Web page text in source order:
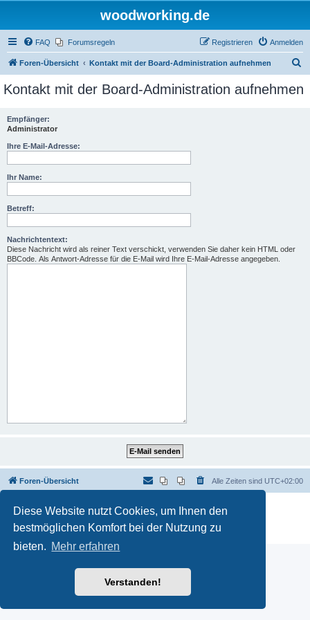
Diese Website nutzt Cookies, um Ihnen den
bestmöglichen Komfort bei der Nutzung zu
bieten. Mehr erfahren
Verstanden!
woodworking.de
FAQ Forumsregeln Anmelden
Registrieren
Foren-Übersicht Kontakt mit der Board-Administration aufnehmen
c
Kontakt mit der Board-Administration aufnehmen
Empfänger:
Administrator
Ihre E-Mail-Adresse:
Ihr Name:
Betreff:
Nachrichtentext:
Diese Nachricht wird als reiner Text verschickt, verwenden Sie daher kein HTML oder
BBCode. Als Antwort-Adresse für die E-Mail wird Ihre E-Mail-Adresse angegeben.
Foren-Übersicht Alle Zeiten sind UTC+02:00
Powered by phpBB
® Forum Software © phpBB Limited
Deutsche Übersetzung durch
Datenschutz|Nutzungsbedingungen